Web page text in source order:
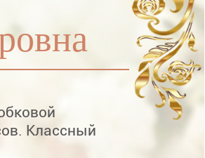
Классный